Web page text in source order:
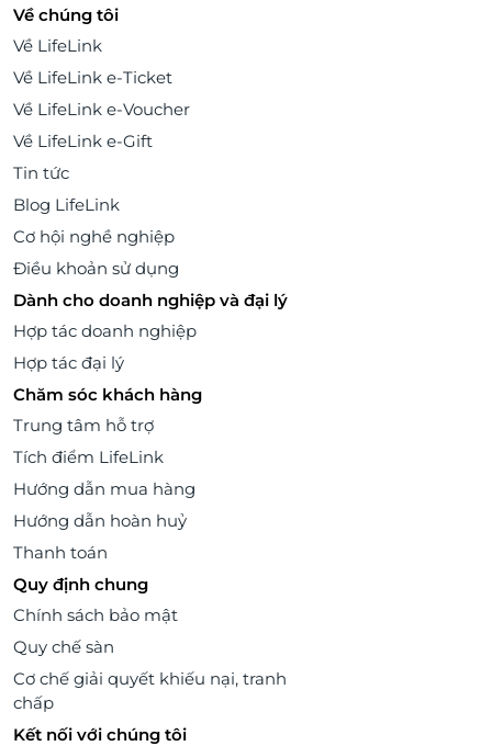
Về chúng tôi
Về LifeLink
Về LifeLink e-Ticket
Về LifeLink e-Voucher
Về LifeLink e-Gift
Tin tức
Blog LifeLink
Cơ hội nghề nghiệp
Điều khoản sử dụng
Dành cho doanh nghiệp và đại lý
Hợp tác doanh nghiệp
Hợp tác đại lý
Chăm sóc khách hàng
Trung tâm hỗ trợ
Tích điểm LifeLink
Hướng dẫn mua hàng
Hướng dẫn hoàn huỷ
Thanh toán
Quy định chung
Chính sách bảo mật
Quy chế sàn
Cơ chế giải quyết khiếu nại, tranh
chấp
Kết nối với chúng tôi